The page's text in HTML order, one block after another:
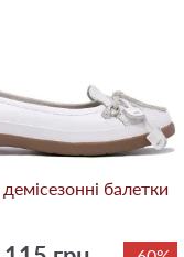
демісезонні балетки